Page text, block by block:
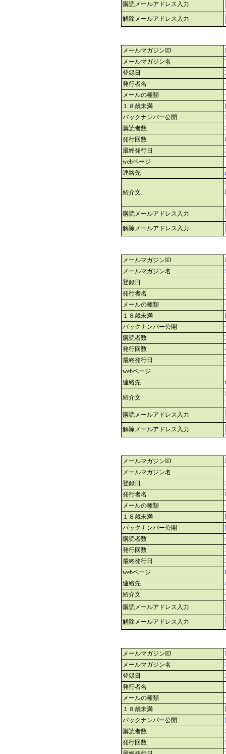
購読メールアドレス入力
解除メールアドレス入力
メールマガジンID
メールマガジン名
登録日
発行者名
メールの種類
１８歳未満
バックナンバー公開
購読者数
発行回数
最終発行日
webページ
連絡先
紹介文
購読メールアドレス入力
解除メールアドレス入力
メールマガジンID
メールマガジン名
登録日
発行者名
メールの種類
１８歳未満
バックナンバー公開
購読者数
発行回数
最終発行日
webページ
連絡先
紹介文
購読メールアドレス入力
解除メールアドレス入力
メールマガジンID
メールマガジン名
登録日
発行者名
メールの種類
１８歳未満
バックナンバー公開
購読者数
発行回数
最終発行日
webページ
連絡先
紹介文
購読メールアドレス入力
解除メールアドレス入力
メールマガジンID
メールマガジン名
登録日
発行者名
メールの種類
１８歳未満
バックナンバー公開
購読者数
発行回数